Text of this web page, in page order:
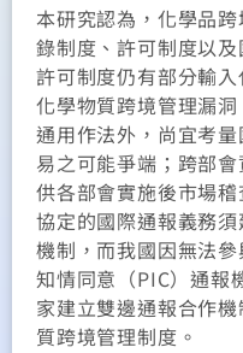
本研究認為，化學品
錄制度、許可制度以
許可制度仍有部分輸
化學物質跨境管理漏
通用作法外，尚宜考
易之可能爭端；跨部
供各部會實施後市場
協定的國際通報義務
機制，而我國因無法
知情同意（PIC）通報
家建立雙邊通報合作
質跨境管理制度。